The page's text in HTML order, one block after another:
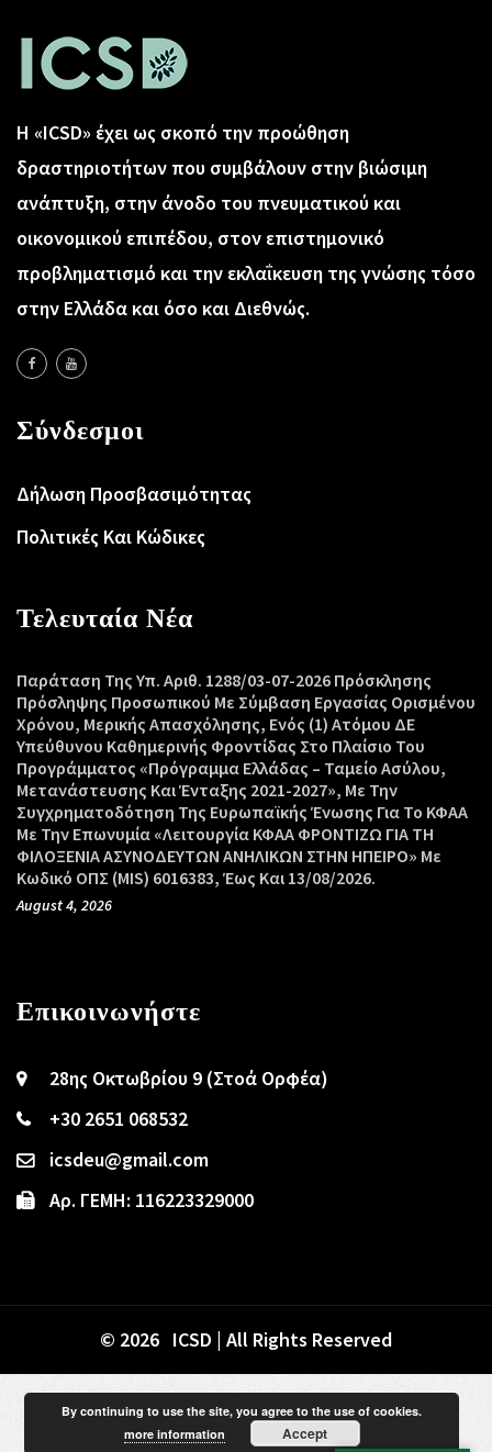
Η «ICSD» έχει ως σκοπό την προώθηση
δραστηριοτήτων που συμβάλουν στην βιώσιμη
ανάπτυξη, στην άνοδο του πνευματικού και
οικονομικού επιπέδου, στον επιστημονικό
προβληματισμό και την εκλαΐκευση της γνώσης τόσο
στην Ελλάδα και όσο και Διεθνώς.
Σύνδεσμοι
Δήλωση Προσβασιμότητας
Πολιτικές Και Κώδικες
Τελευταία Νέα
Παράταση Της Υπ. Αριθ. 1288/03-07-2026 Πρόσκλησης
Πρόσληψης Προσωπικού Με Σύμβαση Εργασίας Ορισμένου
Χρόνου, Μερικής Απασχόλησης, Ενός (1) Ατόμου ΔΕ
Υπεύθυνου Καθημερινής Φροντίδας Στο Πλαίσιο Του
Προγράμματος «Πρόγραμμα Ελλάδας – Ταμείο Ασύλου,
Μετανάστευσης Και Ένταξης 2021-2027», Με Την
Συγχρηματοδότηση Της Ευρωπαϊκής Ένωσης Για Το ΚΦΑΑ
Με Την Επωνυμία «Λειτουργία ΚΦΑΑ ΦΡΟΝΤΙΖΩ ΓΙΑ ΤΗ
ΦΙΛΟΞΕΝΙΑ ΑΣΥΝΟΔΕΥΤΩΝ ΑΝΗΛΙΚΩΝ ΣΤΗΝ ΗΠΕΙΡΟ» Με
Κωδικό ΟΠΣ (MIS) 6016383, Έως Και 13/08/2026.
August 4, 2026
Επικοινωνήστε
28ης Οκτωβρίου 9 (Στοά Ορφέα)
+30 2651 068532
icsdeu@gmail.com
Αρ. ΓΕΜΗ: 116223329000
© 2026 ICSD | All Rights Reserved
By continuing to use the site, you agree to the use of cookies.
more information
Accept